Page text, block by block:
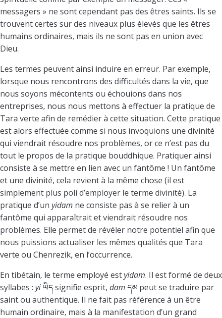
messagers » ne sont cependant pas des êtres saints. Ils se
trouvent certes sur des niveaux plus élevés que les êtres
humains ordinaires, mais ils ne sont pas en union avec
Dieu.
Les termes peuvent ainsi induire en erreur. Par exemple,
lorsque nous rencontrons des difficultés dans la vie, que
nous soyons mécontents ou échouions dans nos
entreprises, nous nous mettons à effectuer la pratique de
Tara verte afin de remédier à cette situation. Cette pratique
est alors effectuée comme si nous invoquions une divinité
qui viendrait résoudre nos problèmes, or ce n’est pas du
tout le propos de la pratique bouddhique. Pratiquer ainsi
consiste à se mettre en lien avec un fantôme ! Un fantôme
et une divinité, cela revient à la même chose (il est
simplement plus poli d’employer le terme divinité). La
pratique d’un yidam ne consiste pas à se relier à un
fantôme qui apparaîtrait et viendrait résoudre nos
problèmes. Elle permet de révéler notre potentiel afin que
nous puissions actualiser les mêmes qualités que Tara
verte ou Chenrezik, en l’occurrence.
En tibétain, le terme employé estyidam. Il est formé de deux
syllabes : yiཡིད signifie esprit, dam དམ peut se traduire par
saint ou authentique. Il ne fait pas référence à un être
humain ordinaire, mais à la manifestation d’un grand